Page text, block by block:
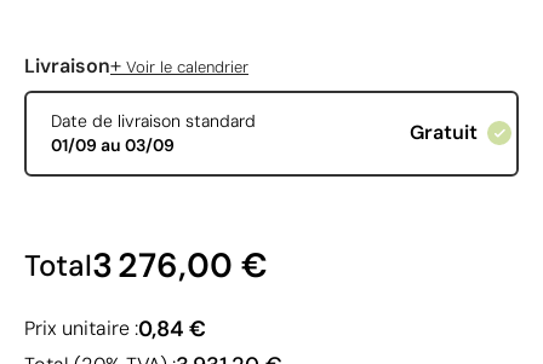
Livraison+ Voir le calendrier
Date de livraison standard
01/09 au 03/09
Gratuit
Total3 276,00 €
Prix unitaire :0,84 €